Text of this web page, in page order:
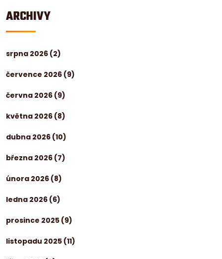
ARCHIVY
srpna 2026 (2)
července 2026 (9)
června 2026 (9)
května 2026 (8)
dubna 2026 (10)
března 2026 (7)
února 2026 (8)
ledna 2026 (6)
prosince 2025 (9)
listopadu 2025 (11)